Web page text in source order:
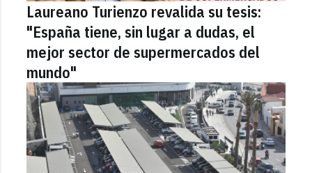
Laureano Turienzo revalida su tesis:
"España tiene, sin lugar a dudas, el
mejor sector de supermercados del
mundo"